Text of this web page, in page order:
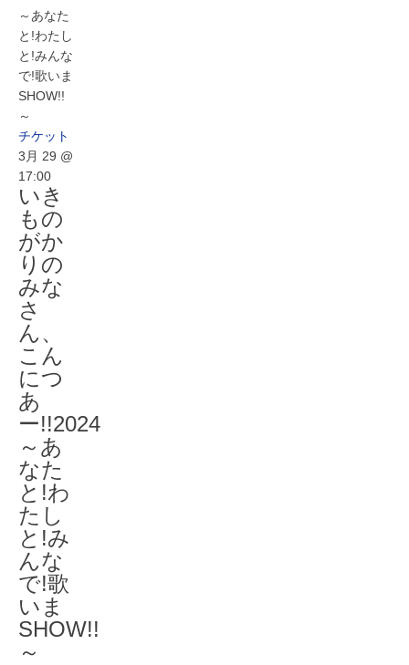
～あなた
と!わたし
と!みんな
で!歌いま
SHOW!!
～
チケット
3月 29 @
17:00
いき
もの
がか
りの
みな
さ
ん、
こん
につ
あ
ー!!2024
～あ
なた
と!わ
たし
と!み
んな
で!歌
いま
SHOW!!
～